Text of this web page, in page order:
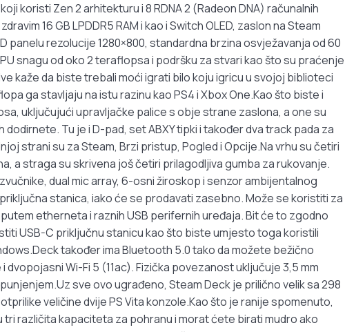
koristi Zen 2 arhitekturu i 8 RDNA 2 (Radeon DNA) računalnih
16 GB LPDDR5 RAM i kao i Switch OLED, zaslon na Steam
panelu rezolucije 1280×800, standardna brzina osvježavanja od 60
snagu od oko 2 teraflopsa i podršku za stvari kao što su praćenje
kaže da biste trebali moći igrati bilo koju igricu u svojoj biblioteci
ga stavljaju na istu razinu kao PS4 i Xbox One.Kao što biste i
uključujući upravljačke palice s obje strane zaslona, a one su
Tu je i D-pad, set ABXY tipki i također dva track pada za
strani su za Steam, Brzi pristup, Pogled i Opcije.Na vrhu su četiri
a straga su skrivena još četiri prilagodljiva gumba za rukovanje.
dual mic array, 6-osni žiroskop i senzor ambijentalnog
stanica, iako će se prodavati zasebno. Može se koristiti za
etherneta i raznih USB perifernih uređaja. Bit će to zgodno
USB-C priključnu stanicu kao što biste umjesto toga koristili
također ima Bluetooth 5.0 tako da možete bežično
Wi-Fi 5 (11ac). Fizička povezanost uključuje 3,5 mm
sve ovo ugrađeno, Steam Deck je prilično velik sa 298
otprilike veličine dvije PS Vita konzole.Kao što je ranije spomenuto,
različita kapaciteta za pohranu i morat ćete birati mudro ako